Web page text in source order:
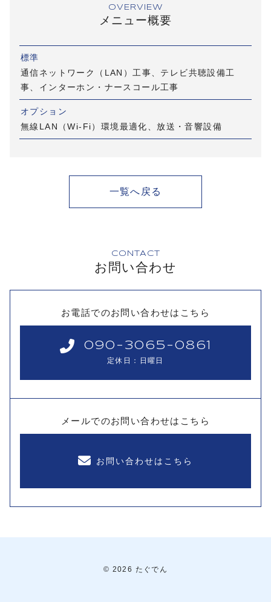
OVERVIEW
メニュー概要
標準
通信ネットワーク（LAN）工事、テレビ共聴設備工
事、インターホン・ナースコール工事
オプション
無線LAN（Wi-Fi）環境最適化、放送・音響設備
一覧へ戻る
CONTACT
お問い合わせ
お電話でのお問い合わせはこちら
090-3065-0861
定休日：日曜日
メールでのお問い合わせはこちら
お問い合わせはこちら
© 2026 たぐでん